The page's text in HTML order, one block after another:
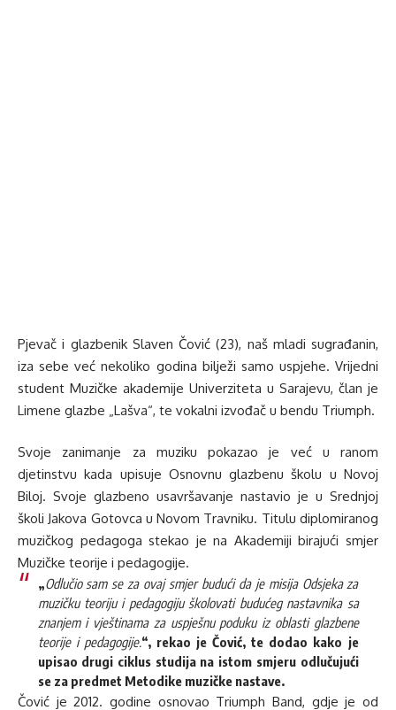
Pjevač i glazbenik Slaven Čović (23), naš mladi sugrađanin,
iza sebe već nekoliko godina bilježi samo uspjehe. Vrijedni
student Muzičke akademije Univerziteta u Sarajevu, član je
Limene glazbe „Lašva“, te vokalni izvođač u bendu Triumph.
Svoje zanimanje za muziku pokazao je već u ranom
djetinstvu kada upisuje Osnovnu glazbenu školu u Novoj
Biloj. Svoje glazbeno usavršavanje nastavio je u Srednjoj
školi Jakova Gotovca u Novom Travniku. Titulu diplomiranog
muzičkog pedagoga stekao je na Akademiji birajući smjer
Muzičke teorije i pedagogije.
„Odlučio sam se za ovaj smjer budući da je misija Odsjeka za
muzičku teoriju i pedagogiju školovati budućeg nastavnika sa
znanjem i vještinama za uspješnu poduku iz oblasti glazbene
teorije i pedagogije.“, rekao je Čović, te dodao kako je
upisao drugi ciklus studija na istom smjeru odlučujući
se za predmet Metodike muzičke nastave.
Čović je 2012. godine osnovao Triumph Band, gdje je od